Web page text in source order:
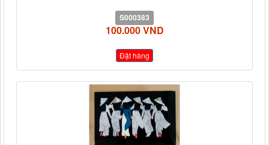
S000383
100.000 VND
Đặt hàng